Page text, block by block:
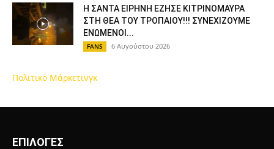
Η ΣΑΝΤΑ ΕΙΡΗΝΗ ΕΖΗΣΕ ΚΙΤΡΙΝΟΜΑΥΡΑ
ΣΤΗ ΘΕΑ ΤΟΥ ΤΡΟΠΑΙΟΥ!!! ΣΥΝΕΧΙΖΟΥΜΕ
ΕΝΩΜΕΝΟΙ...
FANS 6 Αυγούστου 2026
Πολιτικό Μάρκετινγκ
ΕΠΙΛΟΓΕΣ